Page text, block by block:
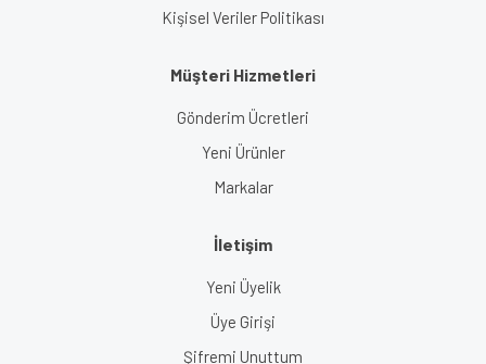
Kişisel Veriler Politikası
Müşteri Hizmetleri
Gönderim Ücretleri
Yeni Ürünler
Markalar
İletişim
Yeni Üyelik
Üye Girişi
Şifremi Unuttum